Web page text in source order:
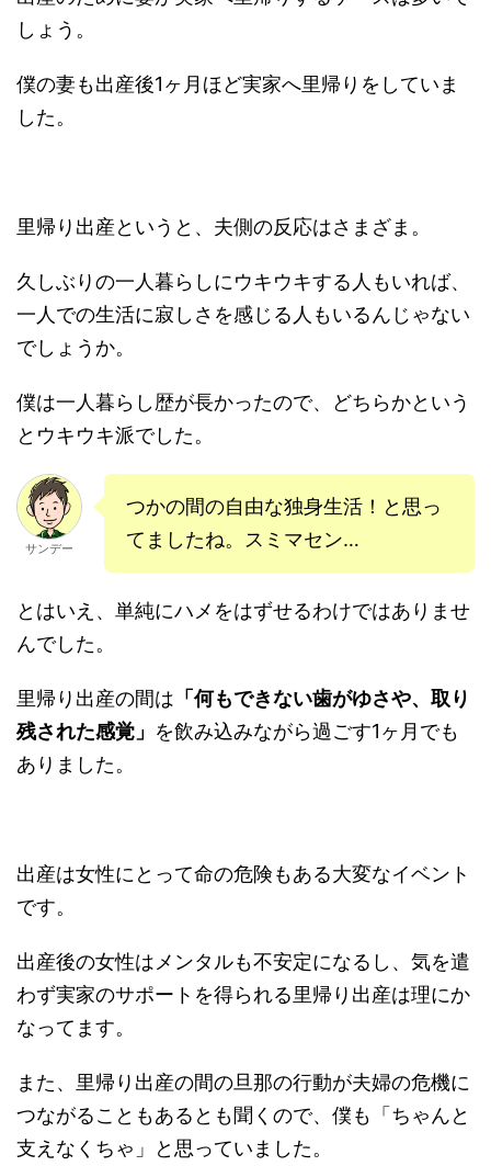
しょう。
僕の妻も出産後1ヶ月ほど実家へ里帰りをしていま
した。
里帰り出産というと、夫側の反応はさまざま。
久しぶりの一人暮らしにウキウキする人もいれば、
一人での生活に寂しさを感じる人もいるんじゃない
でしょうか。
僕は一人暮らし歴が長かったので、どちらかという
とウキウキ派でした。
サンデー
つかの間の自由な独身生活！と思っ
てましたね。スミマセン…
とはいえ、単純にハメをはずせるわけではありませ
んでした。
里帰り出産の間は 「何もできない歯がゆさや、取り
残された感覚」 を飲み込みながら過ごす1ヶ月でも
ありました。
出産は女性にとって命の危険もある大変なイベント
です。
出産後の女性はメンタルも不安定になるし、気を遣
わず実家のサポートを得られる里帰り出産は理にか
なってます。
また、里帰り出産の間の旦那の行動が夫婦の危機に
つながることもあるとも聞くので、僕も「ちゃんと
支えなくちゃ」と思っていました。